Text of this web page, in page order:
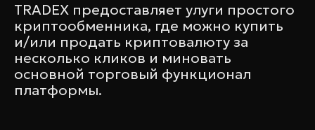
TRADEX предоставляет улуги простого
криптообменника, где можно купить
и/или продать криптовалюту за
несколько кликов и миновать
основной торговый функционал
платформы.